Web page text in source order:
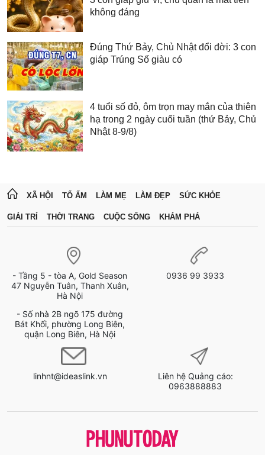
không đáng
Đúng Thứ Bảy, Chủ Nhật đổi đời: 3 con
giáp Trúng Số giàu có
4 tuổi số đỏ, ôm trọn may mắn của thiên
hạ trong 2 ngày cuối tuần (thứ Bảy, Chủ
Nhật 8-9/8)
XÃ HỘI TỔ ẤM LÀM MẸ LÀM ĐẸP SỨC KHỎE
GIẢI TRÍ THỜI TRANG CUỘC SỐNG KHÁM PHÁ
- Tầng 5 - tòa A, Gold Season
47 Nguyễn Tuân, Thanh Xuân,
Hà Nội
- Số nhà 2B ngõ 175 đường
Bát Khối, phường Long Biên,
quận Long Biên, Hà Nội
0936 99 3933
linhnt@ideaslink.vn
Liên hệ Quảng cáo:
0963888883